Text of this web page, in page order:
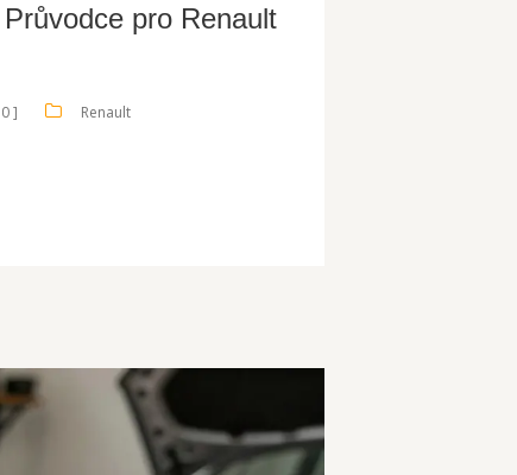
pro Renault
] Renault